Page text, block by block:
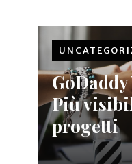
Più
progetti